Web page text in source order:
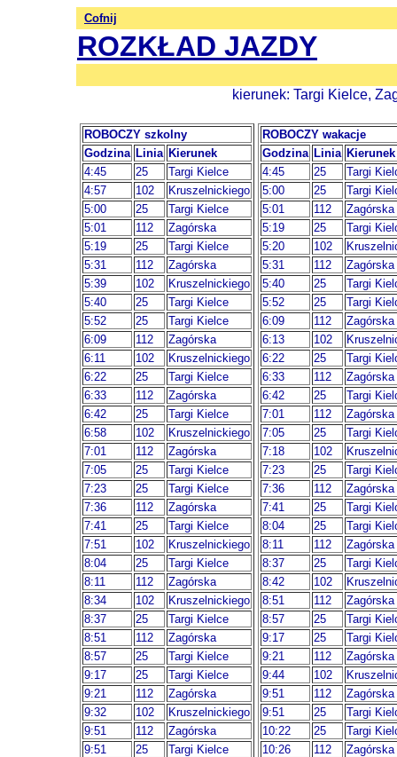
Cofnij
ROZKŁAD JAZDY
kierunek: Targi Kielce,
ROBOCZY szkolny
Godzina Linia Kierunek
4:45
25
Targi Kielce
4:57
102
Kruszelnickiego
5:00
25
Targi Kielce
5:01
112
Zagórska
5:19
25
Targi Kielce
5:31
112
Zagórska
5:39
102
Kruszelnickiego
5:40
25
Targi Kielce
5:52
25
Targi Kielce
6:09
112
Zagórska
6:11
102
Kruszelnickiego
6:22
25
Targi Kielce
6:33
112
Zagórska
6:42
25
Targi Kielce
6:58
102
Kruszelnickiego
7:01
112
Zagórska
7:05
25
Targi Kielce
7:23
25
Targi Kielce
7:36
112
Zagórska
7:41
25
Targi Kielce
7:51
102
Kruszelnickiego
8:04
25
Targi Kielce
8:11
112
Zagórska
8:34
102
Kruszelnickiego
8:37
25
Targi Kielce
8:51
112
Zagórska
8:57
25
Targi Kielce
9:17
25
Targi Kielce
9:21
112
Zagórska
9:32
102
Kruszelnickiego
9:51
112
Zagórska
9:51
25
Targi Kielce
ROBOCZY wakacje
Godzina Linia Kierunek
4:45
25
Targi
5:00
25
Targi
5:01
112
Zagórska
5:19
25
Targi
5:20
102
5:31
112
Zagórska
5:40
25
Targi
5:52
25
Targi
6:09
112
Zagórska
6:13
102
6:22
25
Targi
6:33
112
Zagórska
6:42
25
Targi
7:01
112
Zagórska
7:05
25
Targi
7:18
102
7:23
25
Targi
7:36
112
Zagórska
7:41
25
Targi
8:04
25
Targi
8:11
112
Zagórska
8:37
25
Targi
8:42
102
8:51
112
Zagórska
8:57
25
Targi
9:17
25
Targi
9:21
112
Zagórska
9:44
102
9:51
112
Zagórska
9:51
25
Targi
10:22
25
Targi
10:26
112
Zagórska